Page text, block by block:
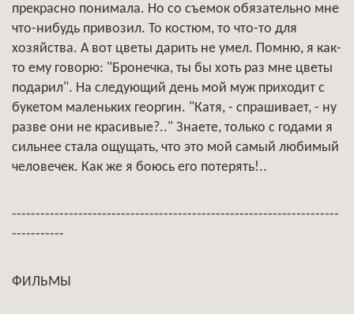
прекрасно понимала. Но со съемок обязательно мне
что-нибудь привозил. То костюм, то что-то для
хозяйства. А вот цветы дарить не умел. Помню, я как-
то ему говорю: "Бронечка, ты бы хоть раз мне цветы
подарил". На следующий день мой муж приходит с
букетом маленьких георгин. "Катя, - спрашивает, - ну
разве они не красивые?.." Знаете, только с годами я
сильнее стала ощущать, что это мой самый любимый
человечек. Как же я боюсь его потерять!..
---------------------------------------------------------------------
-----------
ФИЛЬМЫ